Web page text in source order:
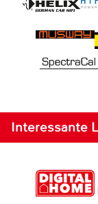
Interessante